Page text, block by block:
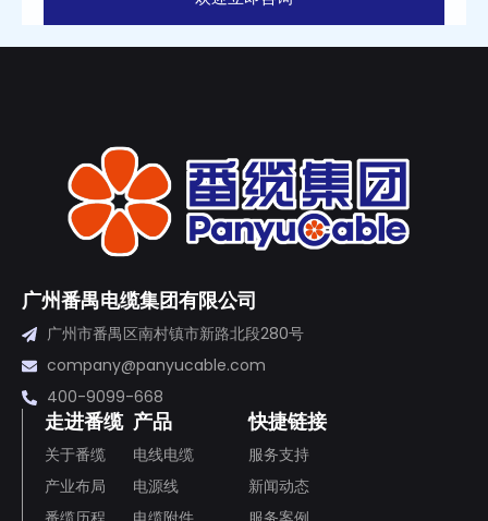
广州番禺电缆集团有限公司
广州市番禺区南村镇市新路北段280号
company@panyucable.com
400-9099-668
走进番缆
关于番缆
产业布局
产品
电线电缆
电源线
快捷链接
服务支持
新闻动态